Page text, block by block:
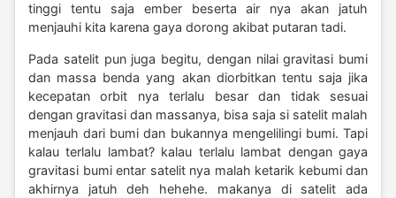
tinggi tentu saja ember beserta air nya akan jatuh
menjauhi kita karena gaya dorong akibat putaran tadi.
Pada satelit pun juga begitu, dengan nilai gravitasi bumi
dan massa benda yang akan diorbitkan tentu saja jika
kecepatan orbit nya terlalu besar dan tidak sesuai
dengan gravitasi dan massanya, bisa saja si satelit malah
menjauh dari bumi dan bukannya mengelilingi bumi. Tapi
kalau terlalu lambat? kalau terlalu lambat dengan gaya
gravitasi bumi entar satelit nya malah ketarik kebumi dan
akhirnya jatuh deh hehehe. makanya di satelit ada